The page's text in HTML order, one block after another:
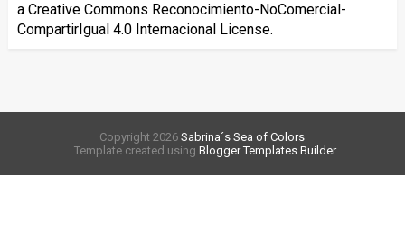
a Creative Commons Reconocimiento-NoComercial-
CompartirIgual 4.0 Internacional License.
Copyright2026 Sabrina´s Sea of Colors
. Template created using Blogger Templates Builder